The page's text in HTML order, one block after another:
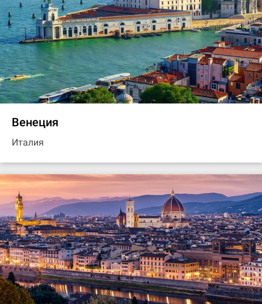
Венеция
Италия